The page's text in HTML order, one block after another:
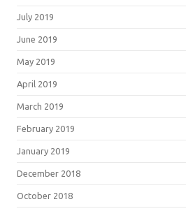
July 2019
June 2019
May 2019
April 2019
March 2019
February 2019
January 2019
December 2018
October 2018